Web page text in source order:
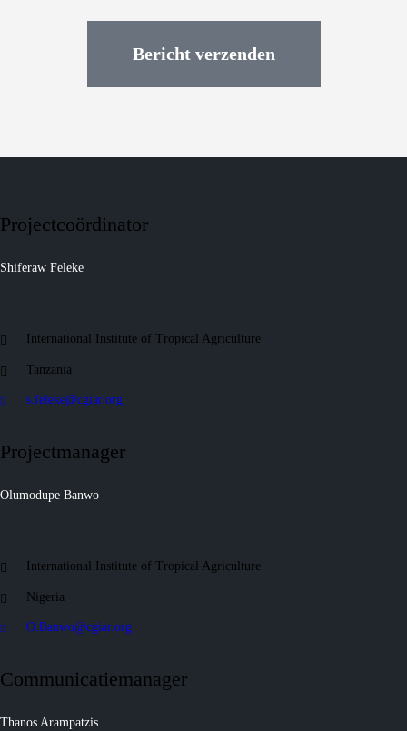
Bericht verzenden
Projectcoördinator
Shiferaw Feleke
International Institute of Tropical Agriculture
Tanzania
s.feleke@cgiar.org
Projectmanager
Olumodupe Banwo
International Institute of Tropical Agriculture
Nigeria
O.Banwo@cgiar.org
Communicatiemanager
Thanos Arampatzis